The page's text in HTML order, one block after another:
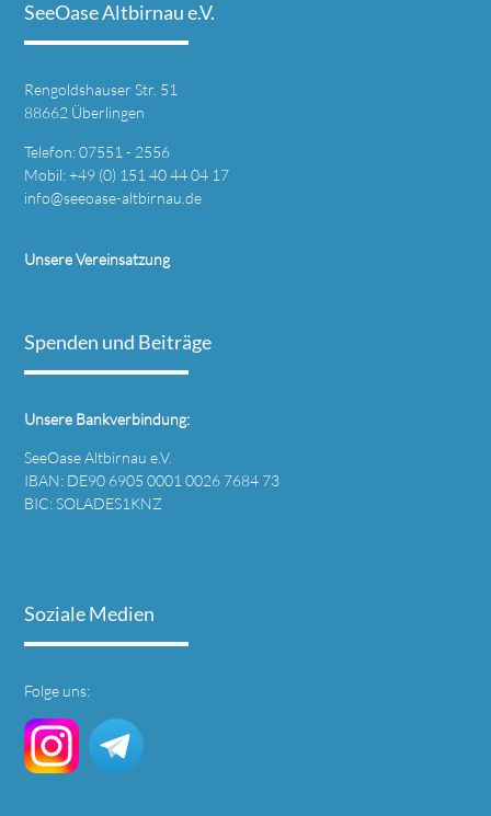
SeeOase Altbirnau e.V.
Rengoldshauser Str. 51
88662 Überlingen
Telefon: 07551 - 2556
Mobil: +49 (0) 151 40 44 04 17
info@seeoase-altbirnau.de
Unsere Vereinsatzung
Spenden und Beiträge
Unsere Bankverbindung:
SeeOase Altbirnau e.V.
IBAN: DE90 6905 0001 0026 7684 73
BIC: SOLADES1KNZ
Soziale Medien
Folge uns: